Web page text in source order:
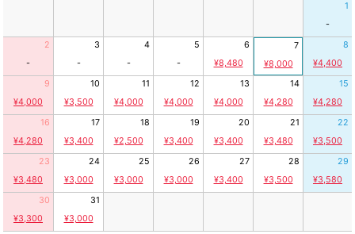
1
-
2
-
3
-
4
-
5
-
6
¥8,480
7
¥8,000
8
¥4,400
9
¥4,000
10
¥3,500
11
¥4,000
12
¥4,000
13
¥4,000
14
¥4,280
15
¥4,280
16
¥4,280
17
¥3,400
18
¥2,500
19
¥3,400
20
¥3,400
21
¥3,480
22
¥3,500
23
¥3,480
24
¥3,000
25
¥3,000
26
¥3,000
27
¥3,400
28
¥3,500
29
¥3,580
30
¥3,300
31
¥3,000